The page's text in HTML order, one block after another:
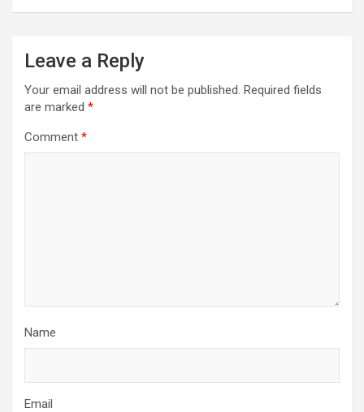
Leave a Reply
Your email address will not be published. Required fields
are marked *
Comment *
Name
Email